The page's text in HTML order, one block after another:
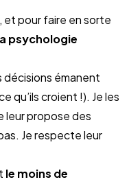
et pour faire en sorte
psychologie
décisions émanent
qu’ils croient !). Je les
leur propose des
Je respecte leur
le moins de